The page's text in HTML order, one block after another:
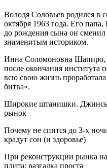
Володя Соловьев родился в
октября 1963 года. Его
до рождения сына он
знаменитым историком.
Инна Соломоновна Шапиро,
после окончания института
всю свою жизнь
битва».
Широкие штанишки.
рынок
Почему не спится до 3-х
крадут сон (и здоровье)
При реконструкции рынка
плита: разгадка проста